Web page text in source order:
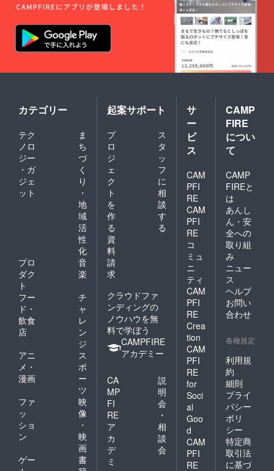
カテゴリー
テク
ノロ
ジー
・ガ
ジェ
ット
ま
ち
づ
く
り
・
地
域
活
性
化
プロ
ダク
ト
音
楽
フー
ド・
飲食
店
チ
ャ
レ
ン
ジ
アニ
メ・
漫画
ス
ポ
ー
ツ
ファ
ッ
ショ
ン
映
像
・
映
画
ゲー
書
起案サポート
プ
ロ
ジ
ェ
ク
ト
を
作
る
ス
タ
ッ
フ
に
相
談
す
る
資
料
請
求
クラウドファ
ンディングの
ノウハウを無
料で学ぼう
CAMPFIRE
アカデミー
CA
MP
FI
RE
ア
カ
デ
ミ
説
明
会
・
相
談
会
サ
ー
ビ
ス
CAM
PFI
RE
CAM
PFI
RE
コ
ミュ
ニ
ティ
CAM
PFI
RE
Crea
tion
CAM
PFI
RE
for
Soci
al
Goo
d
CAM
PFI
RE
CAMP
FIRE
につい
て
CAMP
FIREと
は
あんし
ん・安
全への
取り組
み
ニュー
ス
ヘルプ
お問い
合わせ
各種規定
利用規
約
細則
プライ
バシー
ポリ
シー
特定商
取引法
に基づ